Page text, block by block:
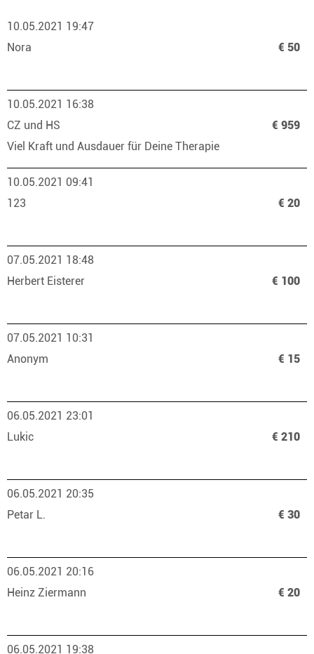
10.05.2021 19:47
Nora
€ 50
10.05.2021 16:38
CZ und HS
€ 959
Viel Kraft und Ausdauer für Deine Therapie
10.05.2021 09:41
123
€ 20
07.05.2021 18:48
Herbert Eisterer
€ 100
07.05.2021 10:31
Anonym
€ 15
06.05.2021 23:01
Lukic
€ 210
06.05.2021 20:35
Petar L.
€ 30
06.05.2021 20:16
Heinz Ziermann
€ 20
06.05.2021 19:38